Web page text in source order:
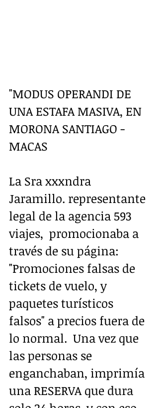
"MODUS OPERANDI DE
UNA ESTAFA MASIVA, EN
MORONA SANTIAGO -
MACAS
La Sra xxxndra
Jaramillo. representante
legal de la agencia 593
viajes,  promocionaba a
través de su página:
"Promociones falsas de
tickets de vuelo, y
paquetes turísticos
falsos" a precios fuera de
lo normal.  Una vez que
las personas se
enganchaban, imprimía
una RESERVA que dura